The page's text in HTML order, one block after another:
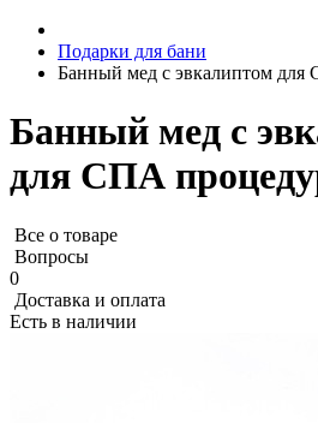
Подарки для бани
Банный мед с эвкалиптом
Банный мед с
для СПА
Все о товаре
Вопросы
0
Доставка и оплата
Есть в наличии